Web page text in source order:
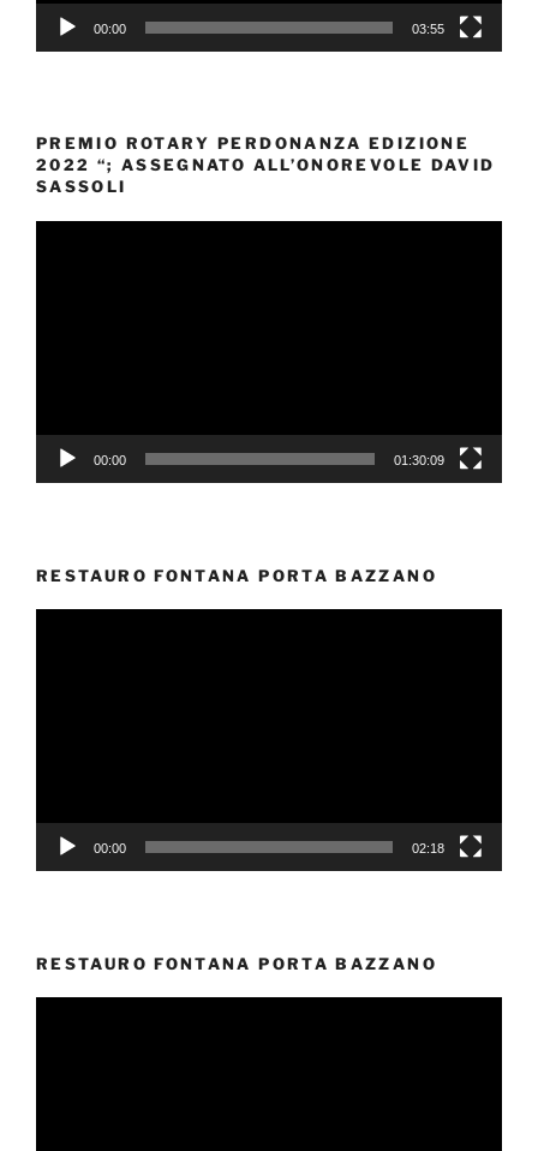
00:00 03:55
PREMIO ROTARY PERDONANZA EDIZIONE
2022 “; ASSEGNATO ALL’ONOREVOLE DAVID
SASSOLI
00:00 01:30:09
RESTAURO FONTANA PORTA BAZZANO
00:00 02:18
RESTAURO FONTANA PORTA BAZZANO